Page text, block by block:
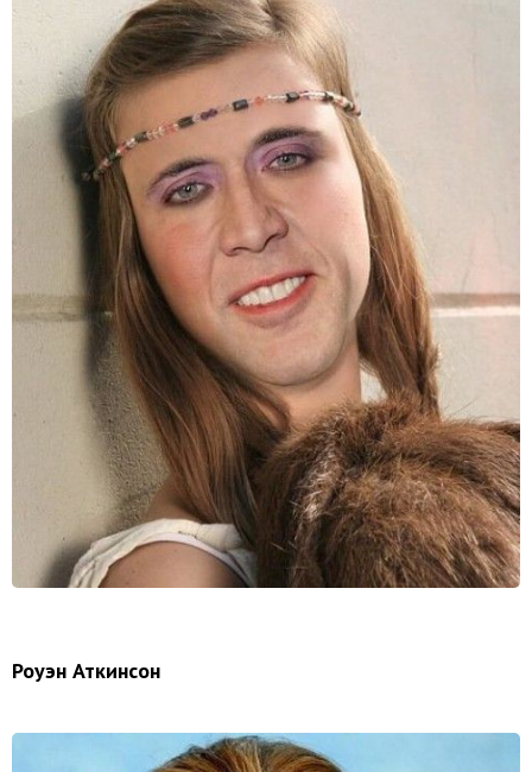
Роуэн Аткинсон